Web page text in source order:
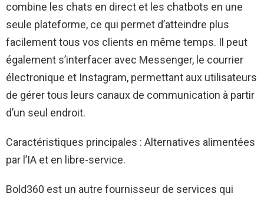
combine les chats en direct et les chatbots en une
seule plateforme, ce qui permet d’atteindre plus
facilement tous vos clients en même temps. Il peut
également s’interfacer avec Messenger, le courrier
électronique et Instagram, permettant aux utilisateurs
de gérer tous leurs canaux de communication à partir
d’un seul endroit.
Caractéristiques principales : Alternatives alimentées
par l’IA et en libre-service.
Bold360 est un autre fournisseur de services qui